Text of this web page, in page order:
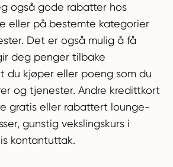
også gode rabatter hos
eller på bestemte kategorier
Det er også mulig å få
deg penger tilbake
du kjøper eller poeng som du
og tjenester. Andre kredittkort
gratis eller rabattert lounge-
gunstig vekslingskurs i
kontantuttak.